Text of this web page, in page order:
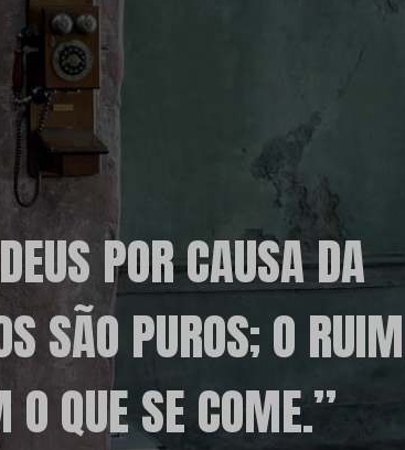
POR CAUSA DA
SÃO PUROS; O RUIM
O QUE SE COME.”